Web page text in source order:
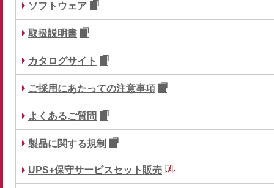
ソフトウェア
取扱説明書
カタログサイト
ご採用にあたっての注意事項
よくあるご質問
製品に関する規制
UPS+保守サービスセット販売